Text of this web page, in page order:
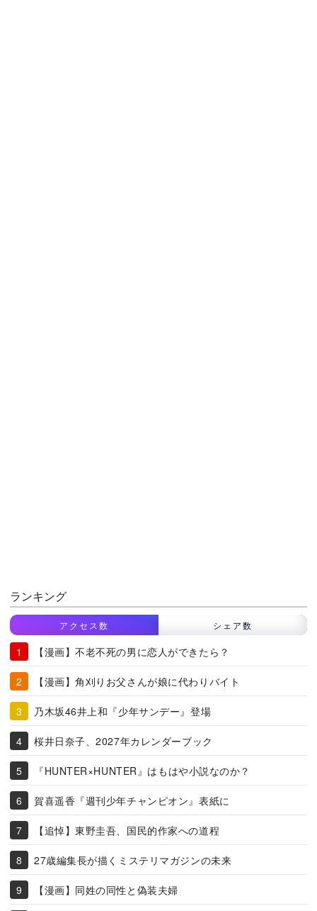
ランキング
アクセス数 シェア数
【漫画】不老不死の男に恋人ができたら？
【漫画】角刈りお父さんが娘に代わりバイト
乃木坂46井上和『少年サンデー』登場
桜井日奈子、2027年カレンダーブック
『HUNTER×HUNTER』はもはや小説なのか？
賀喜遥香『週刊少年チャンピオン』表紙に
【追悼】東野圭吾、国民的作家への道程
27歳編集長が描くミステリマガジンの未来
【漫画】同姓の同性と偽装夫婦